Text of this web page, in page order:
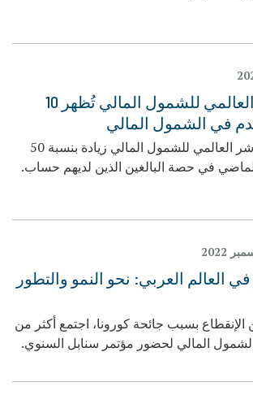
بيانات المؤشر العالمي للشمول المالي تُظهر 10
في الشمول المالي
أظهرت بيانات المؤشر العالمي للشمول المالي زيادة بنسبة 50
في حصة البالغين الذين لديهم حساب.
العالم العربي: نحو النمو والتطور
بسبب جائحة كورونا، اجتمع أكثر من